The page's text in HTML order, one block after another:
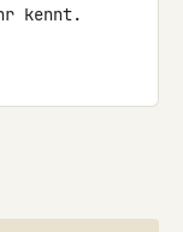
kennt.